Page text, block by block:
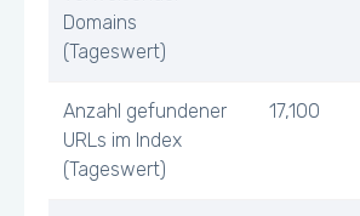
Domains
(Tageswert)
Anzahl gefundener
URLs im Index
(Tageswert)
17,100